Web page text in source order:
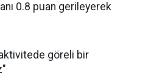
0.8 puan gerileyerek
göreli bir